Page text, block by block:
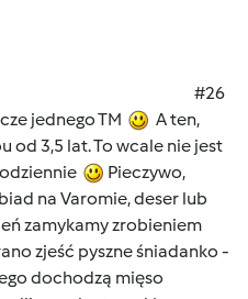
#26
jednego TM
A ten,
od 3,5 lat. To wcale nie jest
Pieczywo,
na Varomie, deser lub
zamykamy zrobieniem
zjeść pyszne śniadanko -
dochodzą mięso